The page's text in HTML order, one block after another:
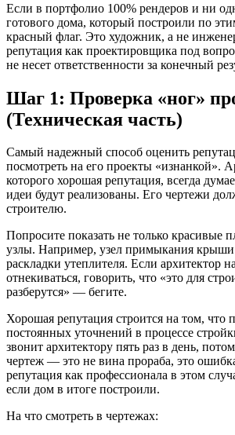
Если в портфолио 100% рендеров и ни
готового дома, который построили по
красный флаг. Это художник, а не
репутация как проектировщика под
не несет ответственности за конечный
Шаг 1: Проверка «ног»
(Техническая часть)
Самый надежный способ оценить
посмотреть на его проекты «изнанкой».
которого хорошая репутация, всегда
идеи будут реализованы. Его чертежи
строителю.
Попросите показать не только красивые
узлы. Например, узел примыкания крыши
раскладки утеплителя. Если архитектор
отнекиваться, говорить, что «это для
разберутся» — бегите.
Хорошая репутация строится на том, что
постоянных уточнений в процессе
звонит архитектору пять раз в день,
чертеж — это не вина прораба, это
репутация как профессионала в этом
если дом в итоге построили.
На что смотреть в чертежах: